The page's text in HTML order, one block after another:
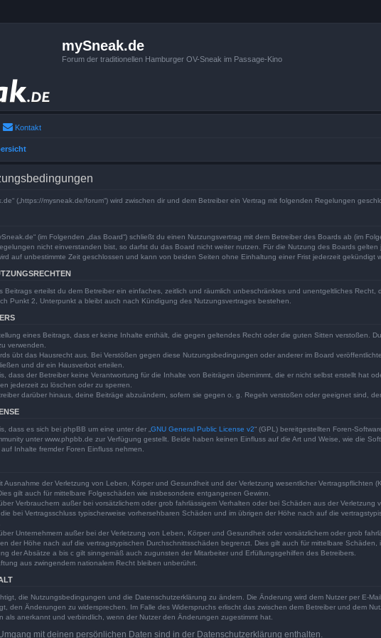
mySneak.de
Forum der traditionellen Hamburger OV-Sneak im Passage-Kino
Kontakt
(„https://mysneak.de/forum“) wird zwischen dir und dem Betreiber ein Vertrag mit folgenden Regelungen
(im Folgenden „das Board“) schließt du einen Nutzungsvertrag mit dem Betreiber des Boards ab (im
nicht einverstanden bist, so darfst du das Board nicht weiter nutzen. Für die Nutzung des Boards
auf unbestimmte Zeit geschlossen und kann von beiden Seiten ohne Einhaltung einer Frist jederzeit gekündigt
Beitrags erteilst du dem Betreiber ein einfaches, zeitlich und räumlich unbeschränktes und unentgeltliches Recht,
Punkt 2, Unterpunkt a bleibt auch nach Kündigung des Nutzungsvertrages bestehen.
eines Beitrags, dass er keine Inhalte enthält, die gegen geltendes Recht oder die guten Sitten verstoßen.
verwenden.
übt das Hausrecht aus. Bei Verstößen gegen diese Nutzungsbedingungen oder anderer im Board
und dir ein Hausverbot erteilen.
dass der Betreiber keine Verantwortung für die Inhalte von Beiträgen übernimmt, die er nicht selbst erstellt hat
jederzeit zu löschen oder zu sperren.
darüber hinaus, deine Beiträge abzuändern, sofern sie gegen o. g. Regeln verstoßen oder geeignet sind,
dass es sich bei phpBB um eine unter der „ GNU General Public License v2“ (GPL) bereitgestellten Foren-
unter www.phpbb.de zur Verfügung gestellt. Beide haben keinen Einfluss auf die Art und Weise, wie die
Inhalte fremder Foren Einfluss nehmen.
Ausnahme der Verletzung von Leben, Körper und Gesundheit und der Verletzung wesentlicher
gilt auch für mittelbare Folgeschäden wie insbesondere entgangenen Gewinn.
Verbrauchern außer bei vorsätzlichem oder grob fahrlässigem Verhalten oder bei Schäden aus der
bei Vertragsschluss typischerweise vorhersehbaren Schäden und im übrigen der Höhe nach auf die
Unternehmern außer bei der Verletzung von Leben, Körper und Gesundheit oder vorsätzlichem oder grob
der Höhe nach auf die vertragstypischen Durchschnittsschäden begrenzt. Dies gilt auch für mittelbare Schäden,
der Absätze a bis c gilt sinngemäß auch zugunsten der Mitarbeiter und Erfüllungsgehilfen des Betreibers.
aus zwingendem nationalem Recht bleiben unberührt.
die Nutzungsbedingungen und die Datenschutzerklärung zu ändern. Die Änderung wird dem Nutzer per E-
den Änderungen zu widersprechen. Im Falle des Widerspruchs erlischt das zwischen dem Betreiber und dem
als anerkannt und verbindlich, wenn der Nutzer den Änderungen zugestimmt hat.
mit deinen persönlichen Daten sind in der Datenschutzerklärung enthalten.